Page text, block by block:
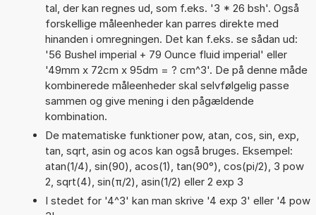
tal, der kan regnes ud, som f.eks. '3 * 26 bsh'. Også
forskellige måleenheder kan parres direkte med
hinanden i omregningen. Det kan f.eks. se sådan ud:
'56 Bushel imperial + 79 Ounce fluid imperial' eller
'49mm x 72cm x 95dm = ? cm^3'. De på denne måde
kombinerede måleenheder skal selvfølgelig passe
sammen og give mening i den pågældende
kombination.
De matematiske funktioner pow, atan, cos, sin, exp,
tan, sqrt, asin og acos kan også bruges. Eksempel:
atan(1/4), sin(90), acos(1), tan(90°), cos(pi/2), 3 pow
2, sqrt(4), sin(π/2), asin(1/2) eller 2 exp 3
I stedet for '4^3' kan man skrive '4 exp 3' eller '4 pow